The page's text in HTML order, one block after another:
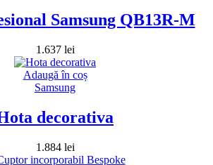
Samsung QB13R-M
1.637 lei
Adaugă în coș
Samsung
decorativa
1.884 lei